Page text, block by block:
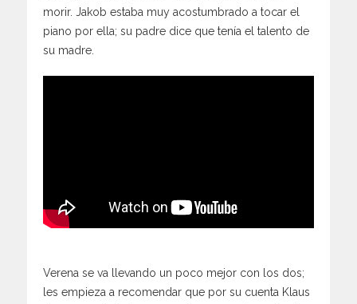
morir. Jakob estaba muy acostumbrado a tocar el
piano por ella; su padre dice que tenía el talento de
su madre.
Verena se va llevando un poco mejor con los dos;
les empieza a recomendar que por su cuenta Klaus